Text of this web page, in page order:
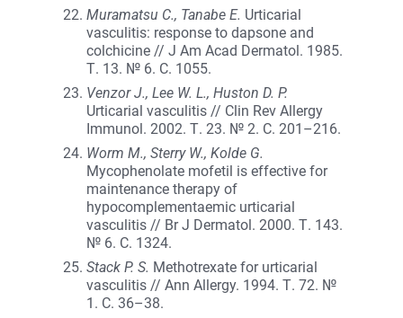
Muramatsu C., Tanabe E. Urticarial
vasculitis: response to dapsone and
colchicine // J Am Acad Dermatol. 1985.
Т. 13. № 6. С. 1055.
Venzor J., Lee W. L., Huston D. P.
Urticarial vasculitis // Clin Rev Allergy
Immunol. 2002. Т. 23. № 2. С. 201–216.
Worm M., Sterry W., Kolde G.
Mycophenolate mofetil is effective for
maintenance therapy of
hypocomplementaemic urticarial
vasculitis // Br J Dermatol. 2000. Т. 143.
№ 6. С. 1324.
Stack P. S. Methotrexate for urticarial
vasculitis // Ann Allergy. 1994. Т. 72. №
1. С. 36–38.